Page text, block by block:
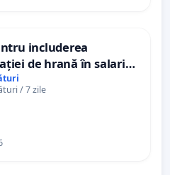
includerea
de hrană în salariul
protejarea gradațiilor
pentru asistenții
/ 7 zile